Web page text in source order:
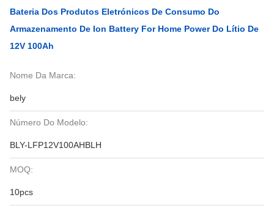
Bateria Dos Produtos Eletrónicos De Consumo Do
Armazenamento De Ion Battery For Home Power Do Lítio De
12V 100Ah
Nome Da Marca:
bely
Número Do Modelo:
BLY-LFP12V100AHBLH
MOQ:
10pcs